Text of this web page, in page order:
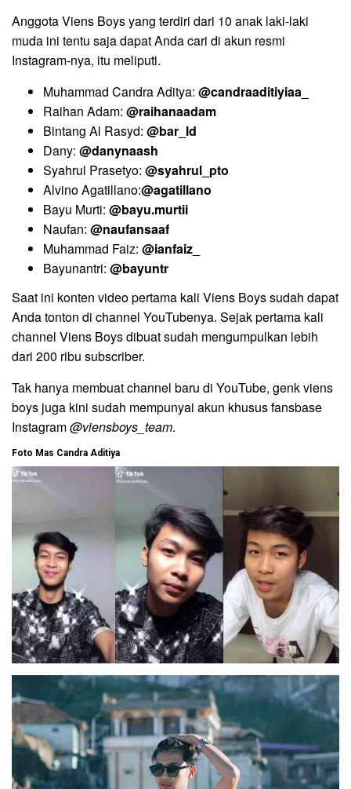
Anggota Viens Boys yang terdiri dari 10 anak laki-laki
muda ini tentu saja dapat Anda cari di akun resmi
Instagram-nya, itu meliputi.
Muhammad Candra Aditya: @candraaditiyiaa_
Raihan Adam: @raihanaadam
Bintang Al Rasyd: @bar_ld
Dany: @danynaash
Syahrul Prasetyo: @syahrul_pto
Alvino Agatillano:@agatillano
Bayu Murti: @bayu.murtii
Naufan: @naufansaaf
Muhammad Faiz: @ianfaiz_
Bayunantri: @bayuntr
Saat ini konten video pertama kali Viens Boys sudah dapat
Anda tonton di channel YouTubenya. Sejak pertama kali
channel Viens Boys dibuat sudah mengumpulkan lebih
dari 200 ribu subscriber.
Tak hanya membuat channel baru di YouTube, genk viens
boys juga kini sudah mempunyai akun khusus fansbase
Instagram@viensboys_team.
Foto Mas Candra Aditiya